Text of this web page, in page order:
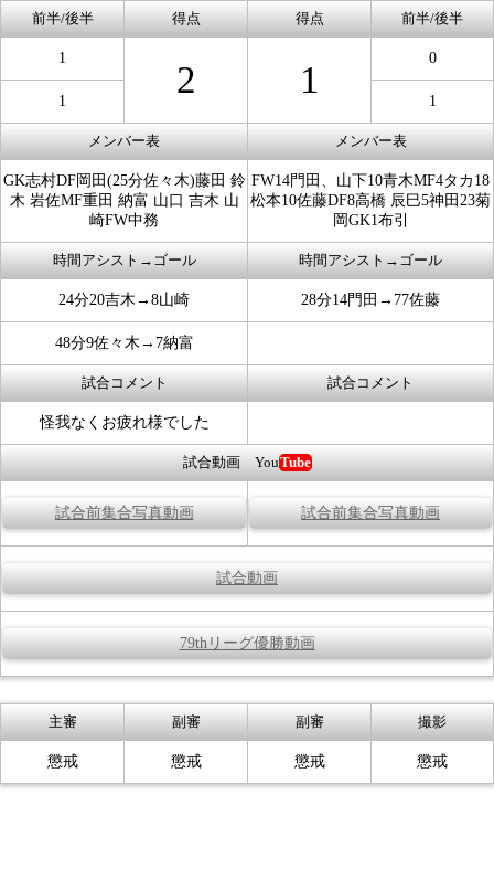
前半/後半 得点 得点 前半/後半
1
2 1
0
1 1
メンバー表 メンバー表
GK志村DF岡田(25分佐々木)藤田 鈴
木 岩佐MF重田 納富 山口 吉木 山
崎FW中務
FW14門田、山下10青木MF4タカ18
松本10佐藤DF8高橋 辰巳5神田23菊
岡GK1布引
時間アシスト→ゴール 時間アシスト→ゴール
24分20吉木→8山崎 28分14門田→77佐藤
48分9佐々木→7納富
試合コメント 試合コメント
怪我なくお疲れ様でした
試合動画 YouTube
試合前集合写真動画 試合前集合写真動画
試合動画
79thリーグ優勝動画
主審 副審 副審 撮影
懲戒 懲戒 懲戒 懲戒